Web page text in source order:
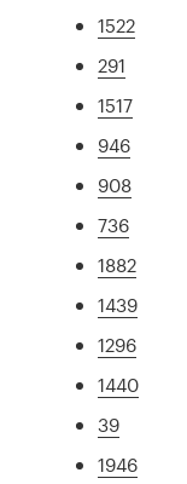
1522
291
1517
946
908
736
1882
1439
1296
1440
39
1946